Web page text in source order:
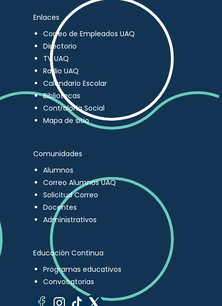
Enlaces
Correo de Empleados UAQ
Directorio
TV UAQ
Radio UAQ
Calendario Escolar
Bibliotecas
Contraloría Social
Mapa de sitio
Comunidades
Alumnos
Correo Alumnos UAQ
Solicitud Correo
Docentes
Administrativos
Educación Continua
Programas educativos
Convocatorias